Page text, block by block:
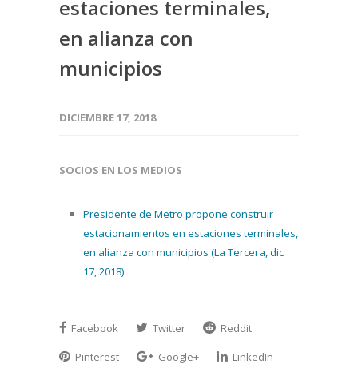
estaciones terminales,
en alianza con
municipios
DICIEMBRE 17, 2018
SOCIOS EN LOS MEDIOS
Presidente de Metro propone construir
estacionamientos en estaciones terminales,
en alianza con municipios (La Tercera, dic
17, 2018)
Facebook Twitter
Reddit
Pinterest
Google+
LinkedIn